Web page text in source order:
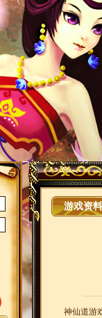
游戏资料
神仙道游